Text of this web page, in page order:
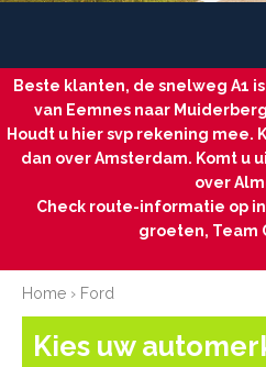
Beste klanten, de snelweg A1
van Eemnes naar
Houdt u hier svp rekening mee.
dan over Amsterdam. Komt u
over
Check route-informatie op
groeten, Team
Home › Ford
Kies uw